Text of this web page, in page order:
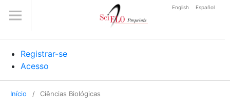
Registrar-se
Acesso
English Español
Início / Ciências Biológicas